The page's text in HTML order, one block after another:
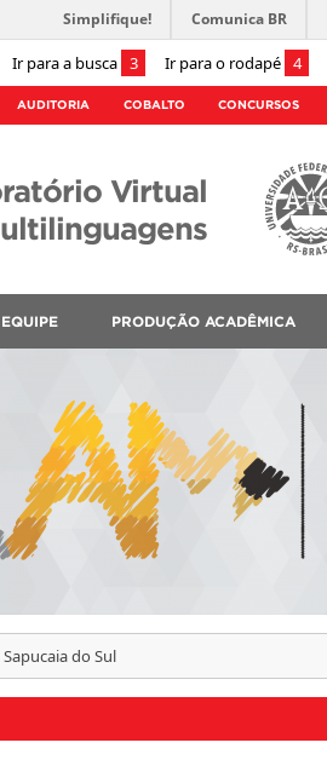
Ir para a busca 3 Ir para o rodapé 4
Simplifique! Comunica BR
AUDITORIA COBALTO CONCURSOS
Virtual
EQUIPE PRODUÇÃO ACADÊMICA
Sapucaia do Sul